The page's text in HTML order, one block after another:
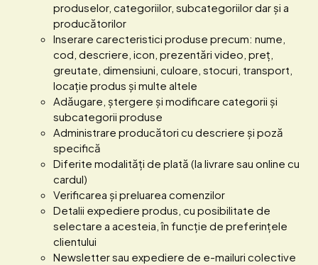
produselor, categoriilor, subcategoriilor dar și a
producătorilor
Inserare carecteristici produse precum: nume,
cod, descriere, icon, prezentări video, preț,
greutate, dimensiuni, culoare, stocuri, transport,
locație produs și multe altele
Adăugare, ștergere și modificare categorii și
subcategorii produse
Administrare producători cu descriere și poză
specifică
Diferite modalități de plată (la livrare sau online cu
cardul)
Verificarea și preluarea comenzilor
Detalii expediere produs, cu posibilitate de
selectare a acesteia, în funcție de preferințele
clientului
Newsletter sau expediere de e-mailuri colective